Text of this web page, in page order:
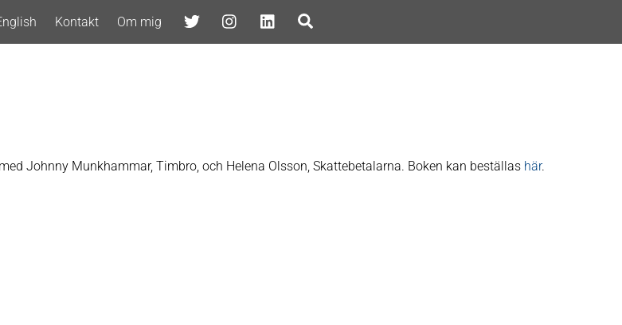
Kontakt Om mig
Johnny Munkhammar, Timbro, och Helena Olsson, Skattebetalarna. Boken kan beställas här.